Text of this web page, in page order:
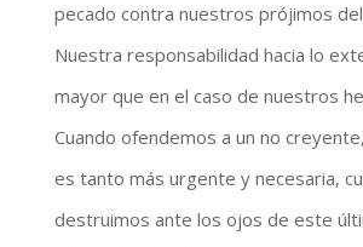
pecado contra nuestros prójimos
Nuestra responsabilidad hacia lo
mayor que en el caso de nuestros
Cuando ofendemos a un no
es tanto más urgente y necesaria,
destruimos ante los ojos de este